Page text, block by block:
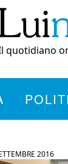
quotidiano
2016